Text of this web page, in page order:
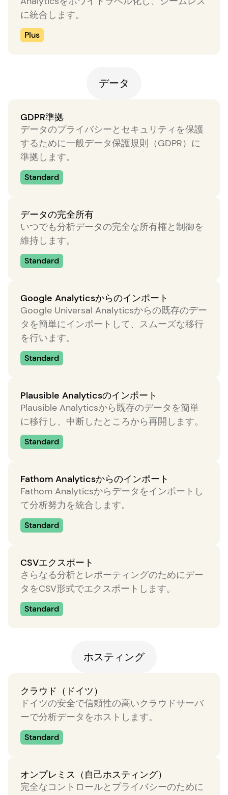
に統合します。
Plus
データ
GDPR準拠
データのプライバシーとセキュリティを保護
するために一般データ保護規則（GDPR）に
準拠します。
Standard
データの完全所有
いつでも分析データの完全な所有権と制御を
維持します。
Standard
Google Analyticsからのインポート
Google Universal Analyticsからの既存のデー
タを簡単にインポートして、スムーズな移行
を行います。
Standard
Plausible Analyticsのインポート
Plausible Analyticsから既存のデータを簡単
に移行し、中断したところから再開します。
Standard
Fathom Analyticsからのインポート
Fathom Analyticsからデータをインポートし
て分析努力を統合します。
Standard
CSVエクスポート
さらなる分析とレポーティングのためにデー
タをCSV形式でエクスポートします。
Standard
ホスティング
クラウド（ドイツ）
ドイツの安全で信頼性の高いクラウドサーバ
ーで分析データをホストします。
Standard
オンプレミス（自己ホスティング）
完全なコントロールとプライバシーのために